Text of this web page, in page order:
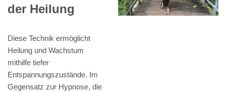
der Heilung
Diese Technik ermöglicht
Heilung und Wachstum
mithilfe tiefer
Entspannungszustände. Im
Gegensatz zur Hypnose, die